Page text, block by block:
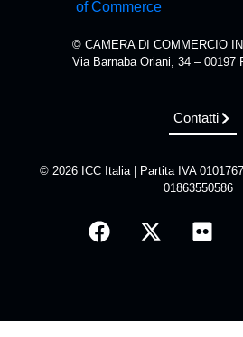
© CAMERA DI COMMERCIO
Via Barnaba Oriani, 34 – 00197
Contatti
© 2026 ICC Italia | Partita IVA
01863550586